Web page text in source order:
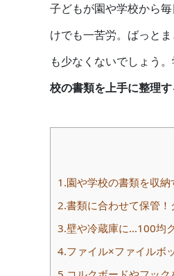
子どもが園や学校から
けでも一苦労。ばっと
も少なくないでしょう
校の書類を上手に整理
1.園や学校の書類を収納
2.書類に合わせて保管
3.壁や冷蔵庫に…100均
4.ファイル×ファイルボ